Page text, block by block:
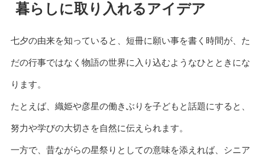
暮らしに取り入れるアイデア
七夕の由来を知っていると、短冊に願い事を書く時間が、た
だの行事ではなく物語の世界に入り込むようなひとときにな
ります。
たとえば、織姫や彦星の働きぶりを子どもと話題にすると、
努力や学びの大切さを自然に伝えられます。
一方で、昔ながらの星祭りとしての意味を添えれば、シニア